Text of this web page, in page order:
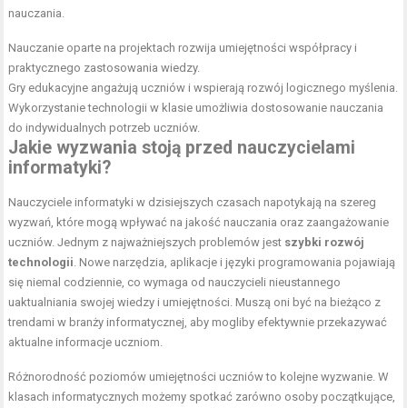
nauczania.
Nauczanie oparte na projektach rozwija umiejętności współpracy i
praktycznego zastosowania wiedzy.
Gry edukacyjne angażują uczniów i wspierają rozwój logicznego myślenia.
Wykorzystanie technologii w klasie umożliwia dostosowanie nauczania
do indywidualnych potrzeb uczniów.
Jakie wyzwania stoją przed nauczycielami
informatyki?
Nauczyciele informatyki w dzisiejszych czasach napotykają na szereg
wyzwań, które mogą wpływać na jakość nauczania oraz zaangażowanie
uczniów. Jednym z najważniejszych problemów jest szybki rozwój
technologii . Nowe narzędzia, aplikacje i języki programowania pojawiają
się niemal codziennie, co wymaga od nauczycieli nieustannego
uaktualniania swojej wiedzy i umiejętności. Muszą oni być na bieżąco z
trendami w branży informatycznej, aby mogliby efektywnie przekazywać
aktualne informacje uczniom.
Różnorodność poziomów umiejętności uczniów to kolejne wyzwanie. W
klasach informatycznych możemy spotkać zarówno osoby początkujące,